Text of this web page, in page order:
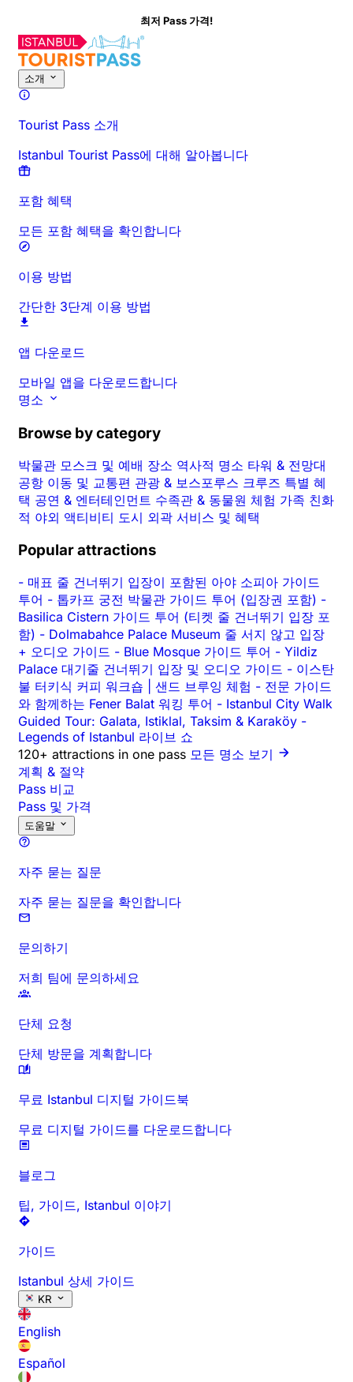
최저 Pass 가격!
소개
Tourist Pass 소개
Istanbul Tourist Pass에 대해 알아봅니다
포함 혜택
모든 포함 혜택을 확인합니다
이용 방법
간단한 3단계 이용 방법
앱 다운로드
모바일 앱을 다운로드합니다
명소
Browse by category
박물관 모스크 및 예배 장소 역사적 명소 타워 & 전망대
공항 이동 및 교통편 관광 & 보스포루스 크루즈 특별 혜
택 공연 & 엔터테인먼트 수족관 & 동물원 체험 가족 친화
적 야외 액티비티 도시 외곽 서비스 및 혜택
Popular attractions
- 매표 줄 건너뛰기 입장이 포함된 아야 소피아 가이드
투어 - 톱카프 궁전 박물관 가이드 투어 (입장권 포함) -
Basilica Cistern 가이드 투어 (티켓 줄 건너뛰기 입장 포
함) - Dolmabahce Palace Museum 줄 서지 않고 입장
+ 오디오 가이드 - Blue Mosque 가이드 투어 - Yildiz
Palace 대기줄 건너뛰기 입장 및 오디오 가이드 - 이스탄
불 터키식 커피 워크숍 | 샌드 브루잉 체험 - 전문 가이드
와 함께하는 Fener Balat 워킹 투어 - Istanbul City Walk
Guided Tour: Galata, Istiklal, Taksim & Karaköy -
Legends of Istanbul 라이브 쇼
120+ attractions in one pass 모든 명소 보기
계획 & 절약
Pass 비교
Pass 및 가격
도움말
자주 묻는 질문
자주 묻는 질문을 확인합니다
문의하기
저희 팀에 문의하세요
단체 요청
단체 방문을 계획합니다
무료 Istanbul 디지털 가이드북
무료 디지털 가이드를 다운로드합니다
블로그
팁, 가이드, Istanbul 이야기
가이드
Istanbul 상세 가이드
KR
English
Español
시간 및 소요 시간 상세 정보